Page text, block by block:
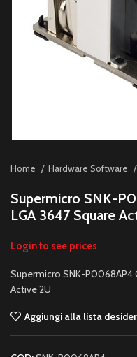
Home Hardware Software
Supermicro SNK-
LGA 3647 Square
Login to see prices
Supermicro SNK-P0068AP4
Active 2U
Aggiungi alla lista